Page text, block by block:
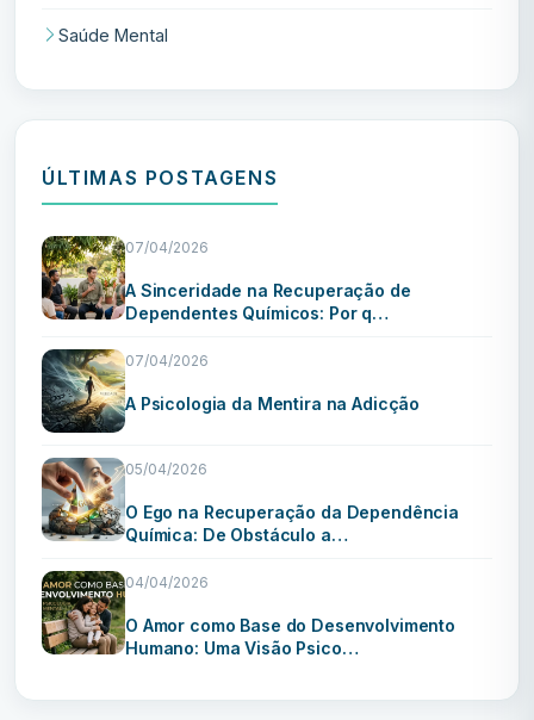
Saúde Mental
ÚLTIMAS POSTAGENS
07/04/2026
A Sinceridade na Recuperação de
Dependentes Químicos: Por q…
07/04/2026
A Psicologia da Mentira na Adicção
05/04/2026
O Ego na Recuperação da Dependência
Química: De Obstáculo a…
04/04/2026
O Amor como Base do Desenvolvimento
Humano: Uma Visão Psico…